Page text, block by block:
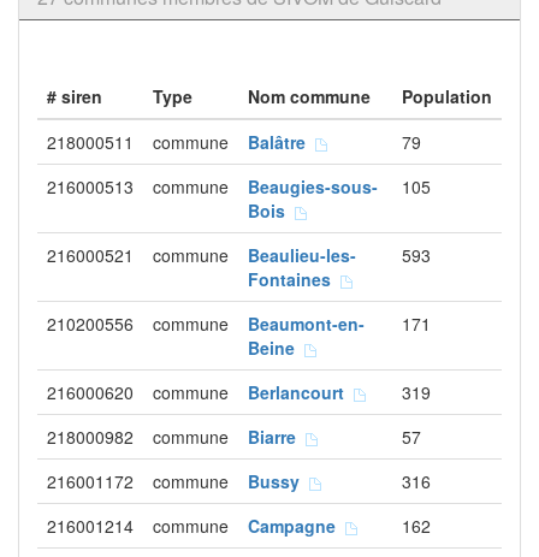
# siren Type Nom commune
Population
218000511
commune Balâtre
79
216000513
commune
Beaugies-sous-
Bois
105
216000521 commune
Beaulieu-les-
Fontaines
593
210200556 commune
Beaumont-en-
Beine
171
216000620 commune Berlancourt
319
218000982
commune Biarre
57
216001172
commune Bussy
316
216001214
commune Campagne
162